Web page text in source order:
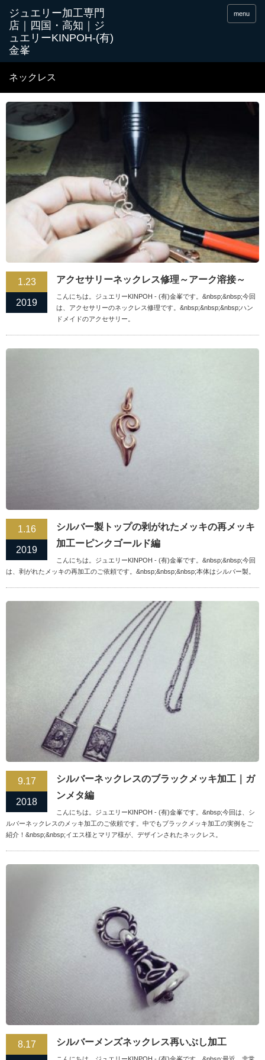
menu
ネックレス
1.23
2019
アクセサリーネックレス修理～アーク溶接～
こんにちは。ジュエリーKINPOH - (有)金峯です。&nbsp;&nbsp;今回
は、アクセサリーのネックレス修理です。&nbsp;&nbsp;&nbsp;ハン
ドメイドのアクセサリー。
1.16
2019
シルバー製トップの剥がれたメッキの再メッキ
加工ーピンクゴールド編
こんにちは。ジュエリーKINPOH - (有)金峯です。&nbsp;&nbsp;今回
は、剥がれたメッキの再加工のご依頼です。&nbsp;&nbsp;&nbsp;本体はシルバー製。
9.17
2018
シルバーネックレスのブラックメッキ加工｜ガ
ンメタ編
こんにちは。ジュエリーKINPOH - (有)金峯です。&nbsp;今回は、シ
ルバーネックレスのメッキ加工のご依頼です。中でもブラックメッキ加工の実例をご
紹介！&nbsp;&nbsp;イエス様とマリア様が、デザインされたネックレス。
8.17 シルバーメンズネックレス再いぶし加工